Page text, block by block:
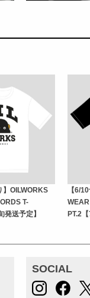
】OILWORKS
T-
発送予定】
【6/
PT.2
SOCIAL